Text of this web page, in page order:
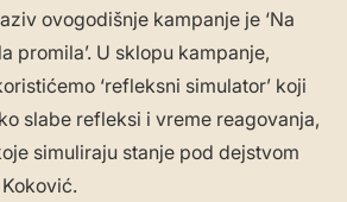
ovogodišnje kampanje je ‘Na
promila’. U sklopu kampanje,
‘refleksni simulator’ koji
slabe refleksi i vreme reagovanja,
simuliraju stanje pod dejstvom